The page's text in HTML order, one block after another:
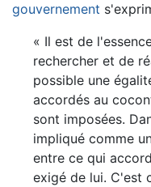
gouvernement
« Il est de
rechercher et de
possible une
accordés au
sont imposées.
impliqué comme
entre ce qui
exigé de lui. C'est